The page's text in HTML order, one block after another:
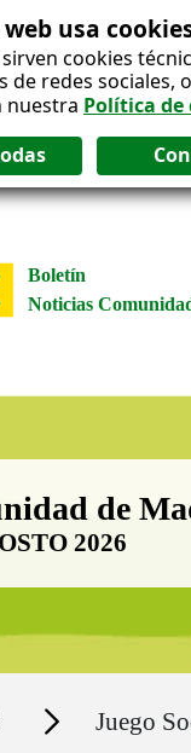
usa
sirven cookies
de redes sociales,
nuestra Política de
Boletín
Noticias
de
2026
Secciones Juego